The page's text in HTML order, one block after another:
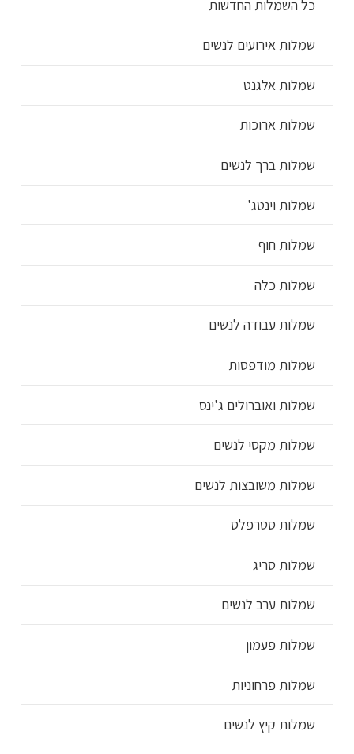
כל השמלות החדשות
שמלות אירועים לנשים
שמלות אלגנט
שמלות ארוכות
שמלות ברך לנשים
שמלות וינטג'
שמלות חוף
שמלות כלה
שמלות עבודה לנשים
שמלות מודפסות
שמלות ואוברולים ג'ינס
שמלות מקסי לנשים
שמלות משובצות לנשים
שמלות סטרפלס
שמלות סריג
שמלות ערב לנשים
שמלות פעמון
שמלות פרחוניות
שמלות קיץ לנשים